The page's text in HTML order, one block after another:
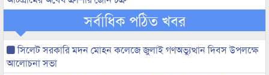
সর্বাধিক পঠিত খবর
সিলেট সরকারি মদন মোহন কলেজে জুলাই গণঅভ্যুত্থান দিবস উপলক্ষে
আলোচনা সভা